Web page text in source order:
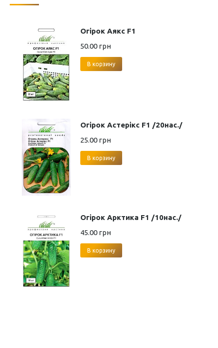
Огірок Аякс F1
50.00 грн
В корзину
Огірок Астерікс F1 /20нас./
25.00 грн
В корзину
Огірок Арктика F1 /10нас./
45.00 грн
В корзину